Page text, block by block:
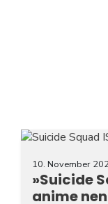
10. November
»Suicide
anime